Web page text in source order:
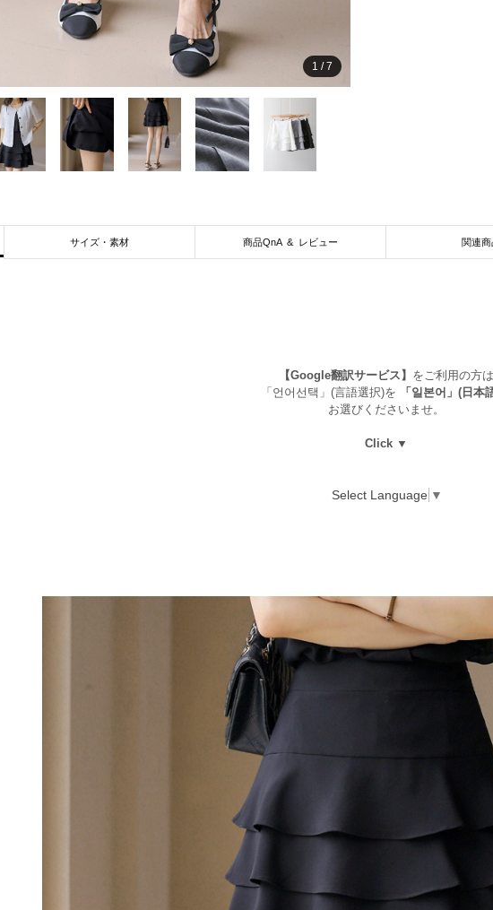
1 /7
サイズ・素材 商品QnA & レビュー 関連商
【Google翻訳サービス】 をご利用の方は
「언어선택」(言語選択)を
「일본어」(日本
お選びくださいませ。
Click ▼
Select Language ▼